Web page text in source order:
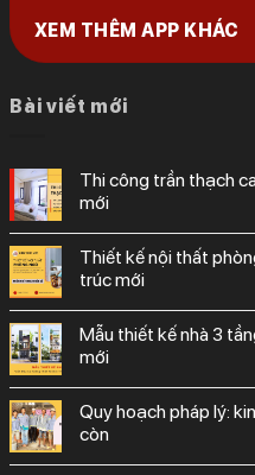
XEM THÊM APP KHÁC
Bài viết mới
thi công trần thạch cao đẹp hiện đại 2025 – kiến trúc
mới
thiết kế nội thất phòng ngủ đẹp hiện đại 2025 – kiến
trúc mới
mẫu thiết kế nhà 3 tầng đẹp hiện đại 2025 – kiến trúc
mới
quy hoạch pháp lý: kinh nghiệm sửa chữa nhà phố sống
còn